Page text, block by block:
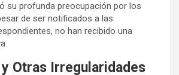
su profunda preocupación por los
de ser notificados a las
no han recibido una
y Otras Irregularidades